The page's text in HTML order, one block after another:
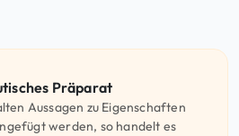
Präparat
Aussagen zu Eigenschaften
werden, so handelt es